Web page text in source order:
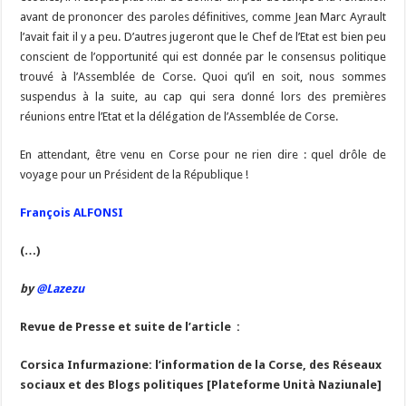
avant de prononcer des paroles définitives, comme Jean Marc Ayrault
l’avait fait il y a peu. D’autres jugeront que le Chef de l’Etat est bien peu
conscient de l’opportunité qui est donnée par le consensus politique
trouvé à l’Assemblée de Corse. Quoi qu’il en soit, nous sommes
suspendus à la suite, au cap qui sera donné lors des premières
réunions entre l’Etat et la délégation de l’Assemblée de Corse.
En attendant, être venu en Corse pour ne rien dire : quel drôle de
voyage pour un Président de la République !
François ALFONSI
(…)
by@Lazezu
Revue de Presse et suite de l’article :
Corsica Infurmazione: l’information de la Corse, des Réseaux
sociaux et des Blogs politiques [Plateforme Unità Naziunale]